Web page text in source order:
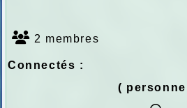
2 membres
Connectés :
( personne